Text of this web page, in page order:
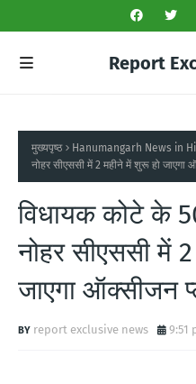
Report
मुख्यपृष्ठ Hanumangarh News in
नोहर सीएससी में 2 महीने में शुरू हो जाएगा
विधायक कोटे के
नोहर सीएससी में
जाएगा ऑक्सीजन
report exclusive news 9:51